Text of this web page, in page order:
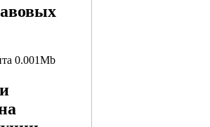
0.001Mb